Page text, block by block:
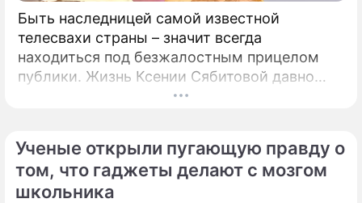
Быть наследницей самой известной
телесвахи страны – значит всегда
находиться под безжалостным прицелом
публики. Жизнь Ксении Сябитовой давно
рассматривают под мощной лупой.
Ученые открыли пугающую правду о
том, что гаджеты делают с мозгом
школьника